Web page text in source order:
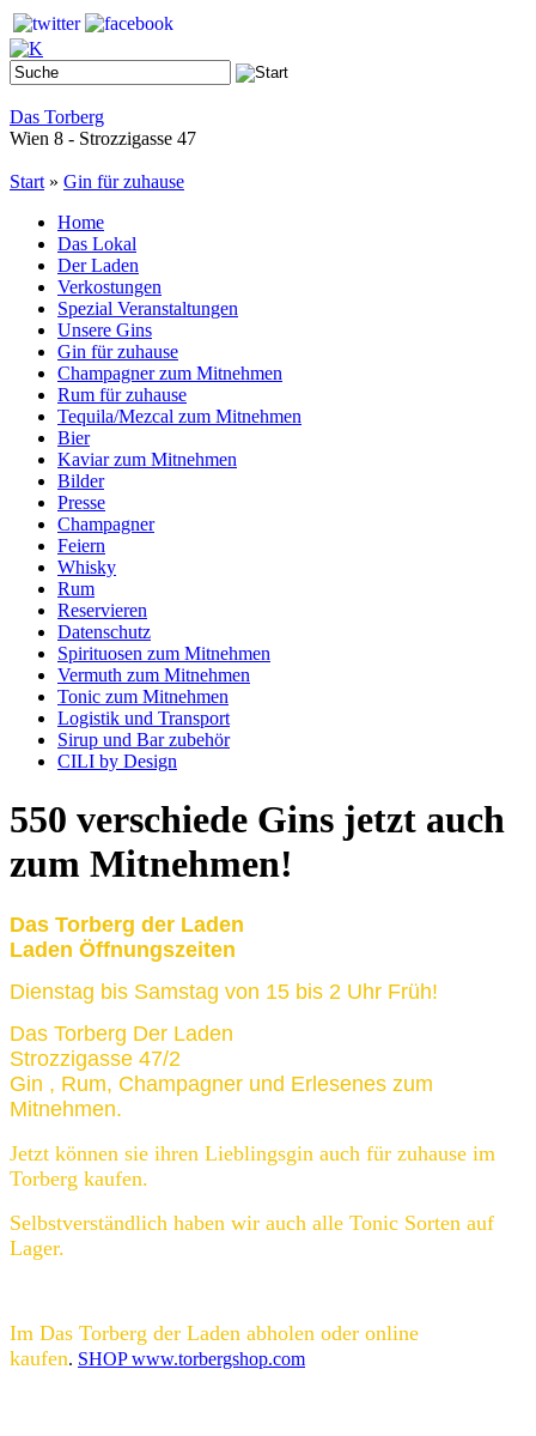
Das Torberg
Wien 8 - Strozzigasse 47
Start » Gin für zuhause
Home
Das Lokal
Der Laden
Verkostungen
Spezial Veranstaltungen
Unsere Gins
Gin für zuhause
Champagner zum Mitnehmen
Rum für zuhause
Tequila/Mezcal zum Mitnehmen
Bier
Kaviar zum Mitnehmen
Bilder
Presse
Champagner
Feiern
Whisky
Rum
Reservieren
Datenschutz
Spirituosen zum Mitnehmen
Vermuth zum Mitnehmen
Tonic zum Mitnehmen
Logistik und Transport
Sirup und Bar zubehör
CILI by Design
550 verschiede Gins jetzt auch
zum Mitnehmen!
Das Torberg der Laden
Laden Öffnungszeiten
Dienstag bis Samstag von 15 bis 2 Uhr Früh!
Das Torberg Der Laden
Strozzigasse 47/2
Gin , Rum, Champagner und Erlesenes zum
Mitnehmen.
Jetzt können sie ihren Lieblingsgin auch für zuhause im
Torberg kaufen.
Selbstverständlich haben wir auch alle Tonic Sorten auf
Lager.
Im Das Torberg der Laden abholen oder online
kaufen. SHOP www.torbergshop.com